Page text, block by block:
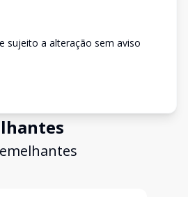
sujeito a alteração sem aviso